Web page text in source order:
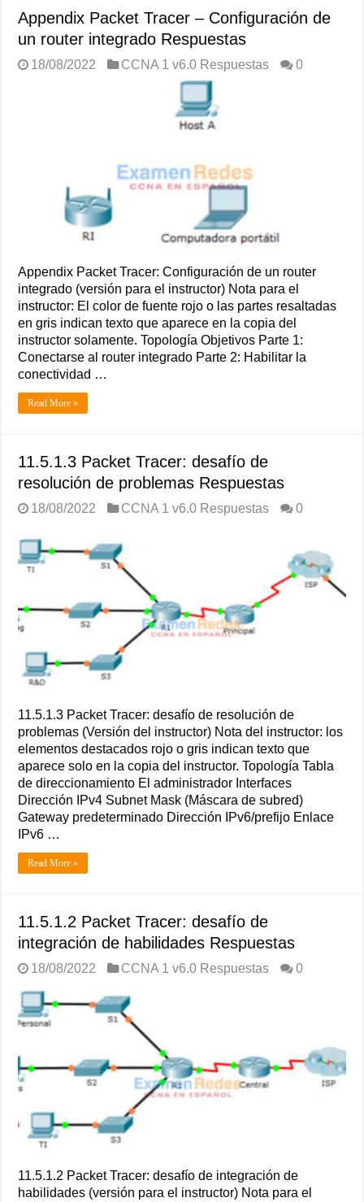
Appendix Packet Tracer – Configuración de
un router integrado Respuestas
18/08/2022 CCNA 1 v6.0 Respuestas 0
Appendix Packet Tracer: Configuración de un router
integrado (versión para el instructor) Nota para el
instructor: El color de fuente rojo o las partes resaltadas
en gris indican texto que aparece en la copia del
instructor solamente. Topología Objetivos Parte 1:
Conectarse al router integrado Parte 2: Habilitar la
conectividad …
Read More »
11.5.1.3 Packet Tracer: desafío de
resolución de problemas Respuestas
18/08/2022 CCNA 1 v6.0 Respuestas 0
11.5.1.3 Packet Tracer: desafío de resolución de
problemas (Versión del instructor) Nota del instructor: los
elementos destacados rojo o gris indican texto que
aparece solo en la copia del instructor. Topología Tabla
de direccionamiento El administrador Interfaces
Dirección IPv4 Subnet Mask (Máscara de subred)
Gateway predeterminado Dirección IPv6/prefijo Enlace
IPv6 …
Read More »
11.5.1.2 Packet Tracer: desafío de
integración de habilidades Respuestas
18/08/2022 CCNA 1 v6.0 Respuestas 0
11.5.1.2 Packet Tracer: desafío de integración de
habilidades (versión para el instructor) Nota para el